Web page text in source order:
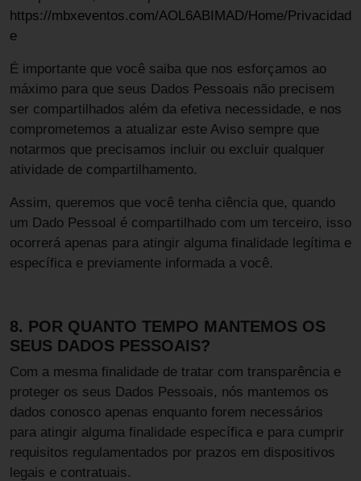
https://mbxeventos.com/AOL6ABIMAD/Home/Privacidad
e
É importante que você saiba que nos esforçamos ao
máximo para que seus Dados Pessoais não precisem
ser compartilhados além da efetiva necessidade, e nos
comprometemos a atualizar este Aviso sempre que
notarmos que precisamos incluir ou excluir qualquer
atividade de compartilhamento.
Assim, queremos que você tenha ciência que, quando
um Dado Pessoal é compartilhado com um terceiro, isso
ocorrerá apenas para atingir alguma finalidade legítima e
específica e previamente informada a você.
8. POR QUANTO TEMPO MANTEMOS OS
SEUS DADOS PESSOAIS?
Com a mesma finalidade de tratar com transparência e
proteger os seus Dados Pessoais, nós mantemos os
dados conosco apenas enquanto forem necessários
para atingir alguma finalidade específica e para cumprir
requisitos regulamentados por prazos em dispositivos
legais e contratuais.